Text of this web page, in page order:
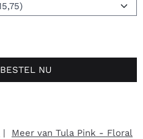
BESTEL NU
| Meer van Tula Pink - Floral